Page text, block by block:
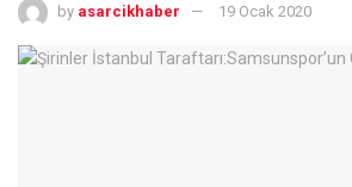
by asarcikhaber 19 Ocak 2020